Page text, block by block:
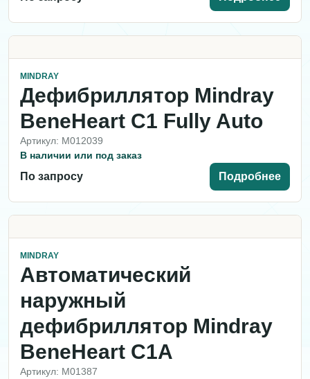
MINDRAY
Дефибриллятор Mindray
BeneHeart C1 Fully Auto
Артикул: M012039
В наличии или под заказ
По запросу Подробнее
MINDRAY
Автоматический
наружный
дефибриллятор Mindray
BeneHeart C1A
Артикул: M01387